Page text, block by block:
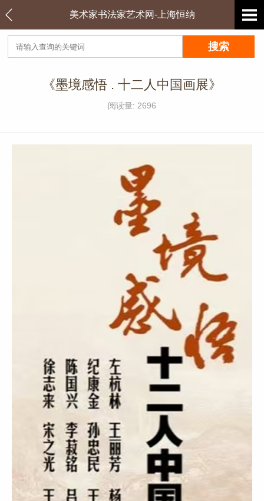
美术家书法家艺术网-上海恒纳
《墨境感悟 . 十二人中国画展》
阅读量: 2696